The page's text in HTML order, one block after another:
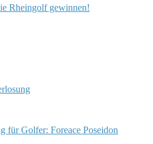
Rheingolf gewinnen!